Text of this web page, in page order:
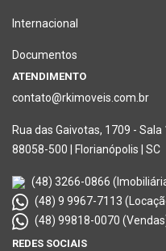
Internacional
Documentos
ATENDIMENTO
contato@rkimoveis.com.br
Rua das Gaivotas, 1709 - Sala
88058-500 | Florianópolis | SC
(48) 3266-0866
(48) 9 9967-7113
(48) 99818-0070
REDES SOCIAIS